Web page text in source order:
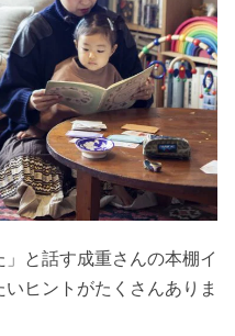
」と話す成重さんの本棚イ
ヒントがたくさんありま